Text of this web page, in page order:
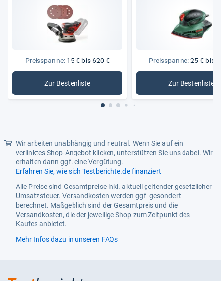
CS (Metalltrennschleifer)
max. Schnittkapazität L-Profil 150 x 150 mm
max. Schnittkapazität
Quadratrohr
120 x 120 mm
100 x 208 mm
Rundrohr
Preisspanne:15 € bis 620 €
Zur Bestenliste: Schleifmaschinen
Preisspanne:25 € bis
Zur Bestenliste
:
Wir arbeiten unabhängig und neutral. Wenn Sie auf ein
verlinktes Shop-Angebot klicken, unterstützen Sie uns dabei. Wir
erhalten dann ggf. eine Vergütung.
Erfahren Sie, wie sich Testberichte.de finanziert
Alle Preise sind Gesamtpreise inkl. aktuell geltender gesetzlicher
Umsatzsteuer. Versandkosten werden ggf. gesondert
berechnet. Maßgeblich sind der Gesamtpreis und die
Versandkosten, die der jeweilige Shop zum Zeitpunkt des
Kaufes anbietet.
Mehr Infos dazu in unseren FAQs